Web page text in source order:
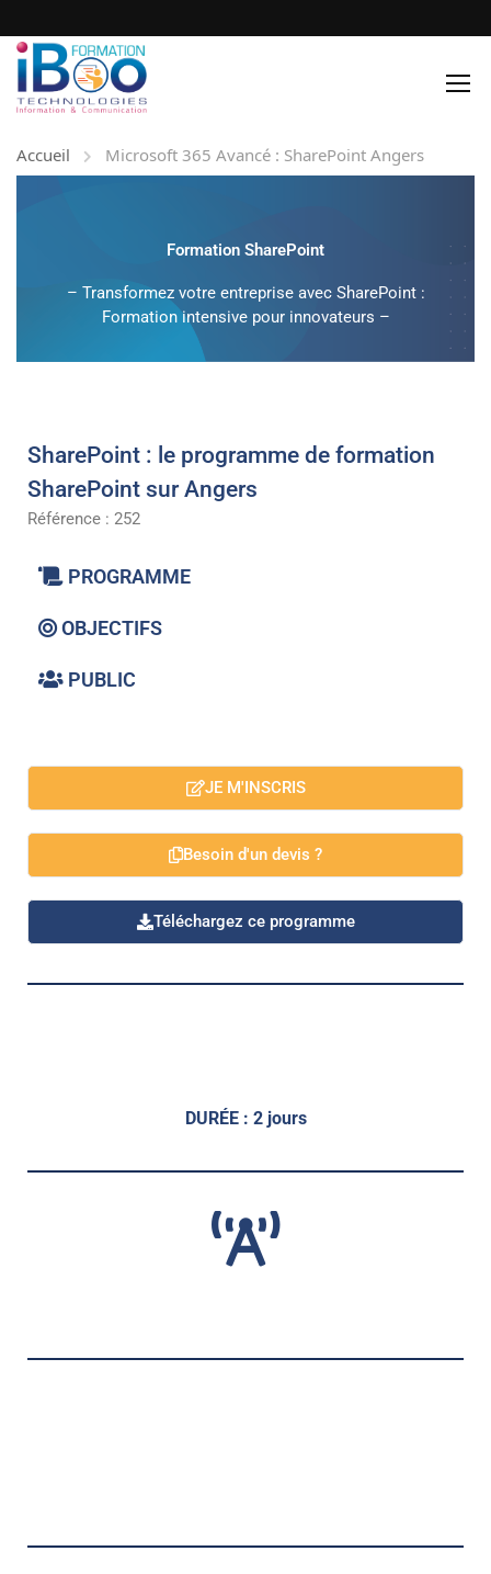
Accueil Microsoft 365 Avancé : SharePoint Angers
Formation SharePoint
– Transformez votre entreprise avec SharePoint :
Formation intensive pour innovateurs –
SharePoint : le programme de formation
SharePoint sur Angers
Référence : 252
PROGRAMME
OBJECTIFS
PUBLIC
JE M'INSCRIS
Besoin d'un devis ?
Téléchargez ce programme
DURÉE : 2 jours